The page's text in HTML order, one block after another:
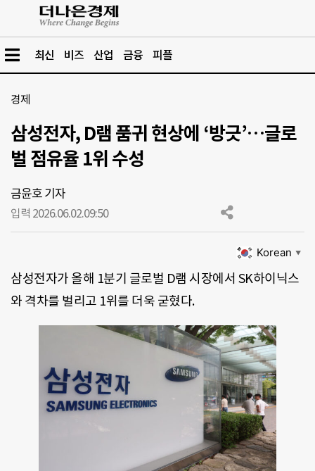
최신 비즈 산업 금융 피플
경제
삼성전자, D램 품귀 현상에 ‘방긋’…글로
벌 점유율 1위 수성
금윤호 기자
입력 2026.06.02.09:50
Korean ▼
삼성전자가 올해 1분기 글로벌 D램 시장에서 SK하이닉스
와 격차를 벌리고 1위를 더욱 굳혔다.